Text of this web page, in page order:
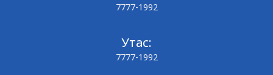
7777-1992
Утас:
7777-1992